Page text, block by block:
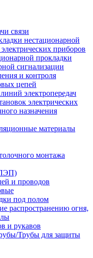
связи
нестационарной
приборов
прокладки
сигнализации
и контроля
цепей
электропередач
электрических
назначения
материалы
монтажа
и проводов
под полом
распространению огня,
и рукавов
Трубы для защиты